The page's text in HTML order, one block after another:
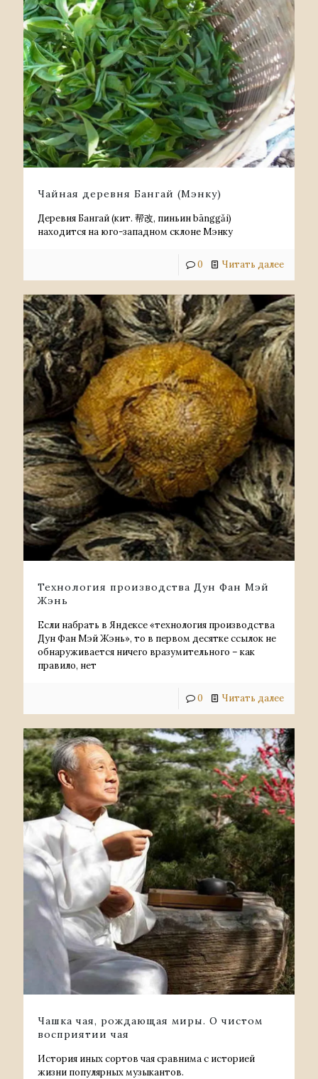
Чайная деревня Бангай (Мэнку)
Деревня Бангай (кит. 帮改, пиньин bānggǎi)
находится на юго-западном склоне Мэнку
0 Читать далее
Технология производства Дун Фан Мэй
Жэнь
Если набрать в Яндексе «технология производства
Дун Фан Мэй Жэнь», то в первом десятке ссылок не
обнаруживается ничего вразумительного – как
правило, нет
0 Читать далее
Чашка чая, рождающая миры. О чистом
восприятии чая
История иных сортов чая сравнима с историей
жизни популярных музыкантов.